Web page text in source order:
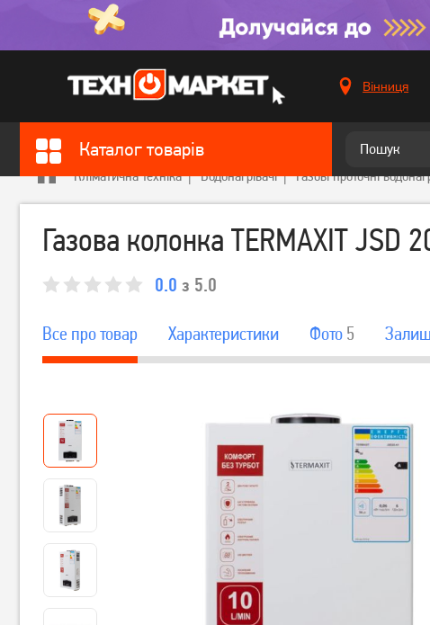
Вінниця
Каталог товарів
Кліматична техніка Водонагрівачі Газові проточні
Газова колонка TERMAXIT JSD
0.0 з 5.0
Все про товар Характеристики Фото 5